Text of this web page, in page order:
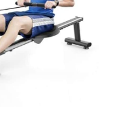
: l'article
tous les
du rameur
instructions
détaillées